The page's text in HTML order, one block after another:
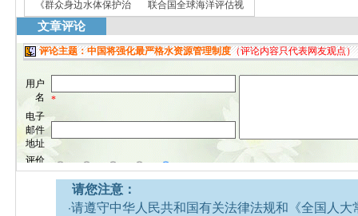
《群众身边水体保护治 联合国全球海洋评估视
文章评论
请您注意：
·请遵守中华人民共和国有关法律法规和《全国人